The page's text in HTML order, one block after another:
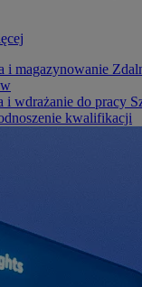
i magazynowanie
i wdrażanie do pracy
kwalifikacji